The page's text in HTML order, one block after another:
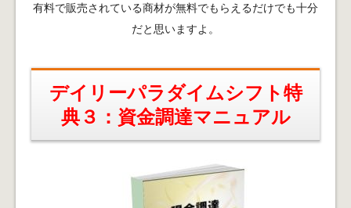
有料で販売されている商材が無料でもらえるだけでも十分
だと思いますよ。
デイリーパラダイムシフト特
典３：資金調達マニュアル